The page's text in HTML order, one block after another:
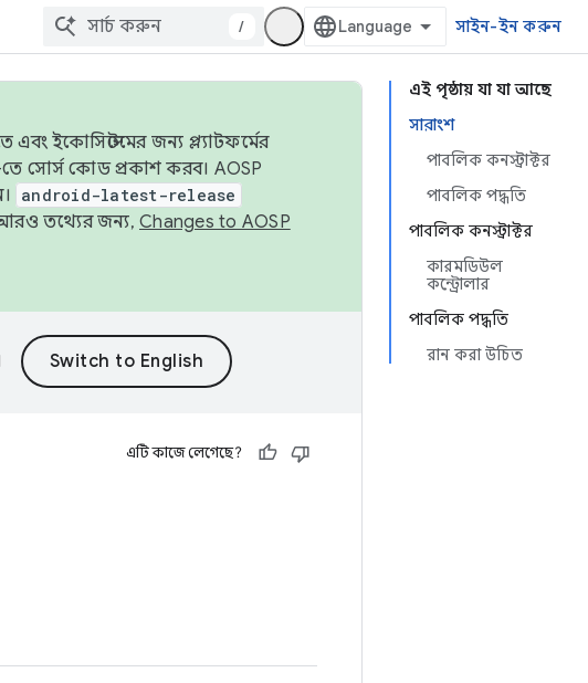
/ সাইন-ইন করুন
এই পৃষ্ঠায় যা যা আছে
সারাংশ
পাবলিক কনস্ট্রাক্টর
পাবলিক পদ্ধতি
পাবলিক কনস্ট্রাক্টর
কারমডিউল
কন্ট্রোলার
পাবলিক পদ্ধতি
রান করা উচিত
ইকোসিস্টেমের জন্য প্ল্যাটফর্মের
তে সোর্স কোড প্রকাশ করব। AOSP
android-latest-release
আরও তথ্যের জন্য, Changes to AOSP
এটি কাজে লেগেছে?